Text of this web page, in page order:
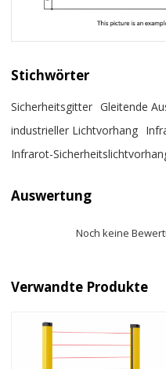
Stichwörter
Sicherheitsgitter Gleitende
industrieller Lichtvorhang
Infrarot-
Auswertung
Noch keine
Verwandte Produkte